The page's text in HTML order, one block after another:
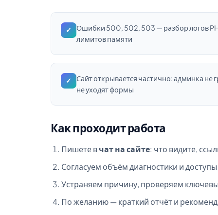
✓
Ошибки 500, 502, 503 — разбор логов
лимитов памяти
✓
Сайт открывается частично: админка не
не уходят формы
Как проходит работа
Пишете вчат на сайте: что видите,
Согласуем объём диагностики и
Устраняем причину, проверяем
По желанию — краткий отчёт и